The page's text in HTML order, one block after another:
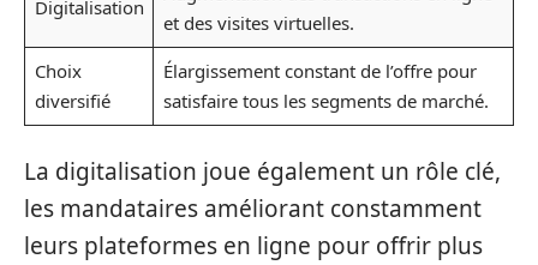
Digitalisation
et des visites virtuelles.
Choix
diversifié
Élargissement constant de l’offre pour
satisfaire tous les segments de marché.
La digitalisation joue également un rôle clé,
les mandataires améliorant constamment
leurs plateformes en ligne pour offrir plus